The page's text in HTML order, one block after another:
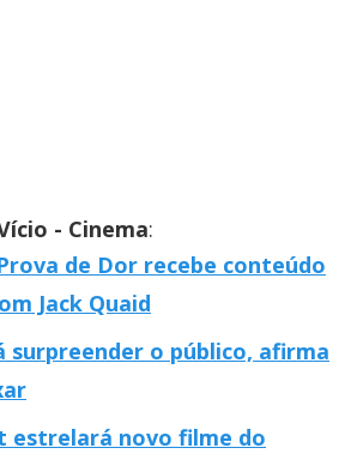
- Cinema:
de Dor recebe conteúdo
Jack Quaid
surpreender o público, afirma
estrelará novo filme do